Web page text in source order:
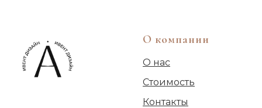
О компании
О нас
Стоимость
Контакты